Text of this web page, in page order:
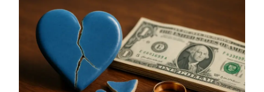
대륜법률상담예약